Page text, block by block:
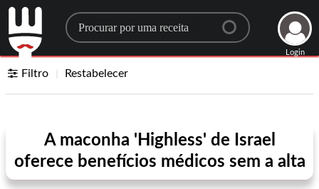
Search for a recipe
Login
Filtro Restabelecer
A maconha 'Highless' de Israel
oferece benefícios médicos sem a alta